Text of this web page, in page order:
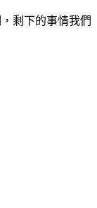
剩下的事情我們